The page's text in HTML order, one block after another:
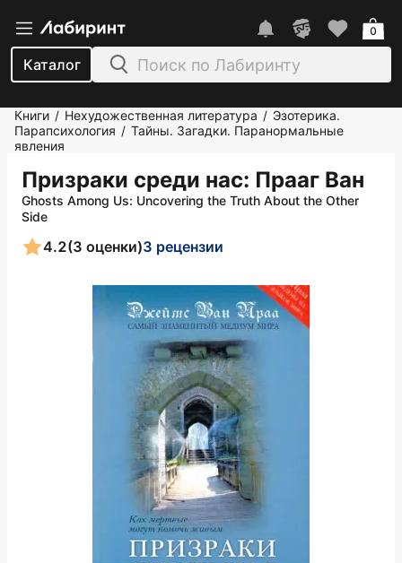
Каталог
0
Книги / Нехудожественная литература / Эзотерика.
Парапсихология / Тайны. Загадки. Паранормальные
явления
Призраки среди нас: Прааг Ван
Ghosts Among Us: Uncovering the Truth About the Other
Side
4.2(3 оценки)3 рецензии